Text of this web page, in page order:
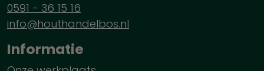
0591 - 36 15 16
info@houthandelbos.nl
Informatie